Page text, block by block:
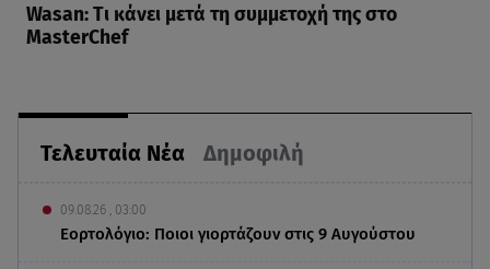
Τελευταία Νέα Δημοφιλή
09.08.26 , 03:00
Εορτολόγιο: Ποιοι γιορτάζουν στις 9 Αυγούστου
Wasan: Tι κάνει μετά τη συμμετοχή της στο
MasterChef